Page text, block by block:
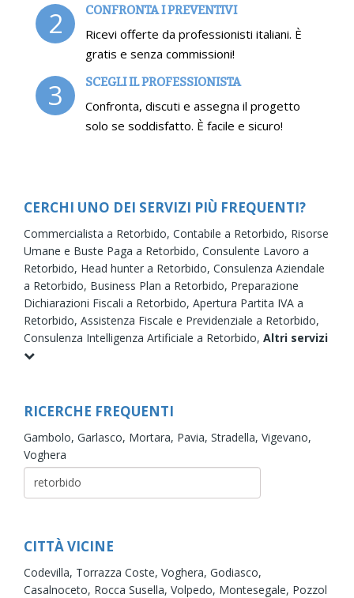
2 CONFRONTA I PREVENTIVI
Ricevi offerte da professionisti italiani. È
gratis e senza commissioni!
3 SCEGLI IL PROFESSIONISTA
Confronta, discuti e assegna il progetto
solo se soddisfatto. È facile e sicuro!
CERCHI UNO DEI SERVIZI PIÙ FREQUENTI?
Commercialista a Retorbido, Contabile a Retorbido, Risorse
Umane e Buste Paga a Retorbido, Consulente Lavoro a
Retorbido, Head hunter a Retorbido, Consulenza Aziendale
a Retorbido, Business Plan a Retorbido, Preparazione
Dichiarazioni Fiscali a Retorbido, Apertura Partita IVA a
Retorbido, Assistenza Fiscale e Previdenziale a Retorbido,
Consulenza Intelligenza Artificiale a Retorbido, Altri servizi
RICERCHE FREQUENTI
Gambolo, Garlasco, Mortara, Pavia, Stradella, Vigevano,
Voghera
CITTÀ VICINE
Codevilla, Torrazza Coste, Voghera, Godiasco,
Casalnoceto, Rocca Susella, Volpedo, Montesegale, Pozzol